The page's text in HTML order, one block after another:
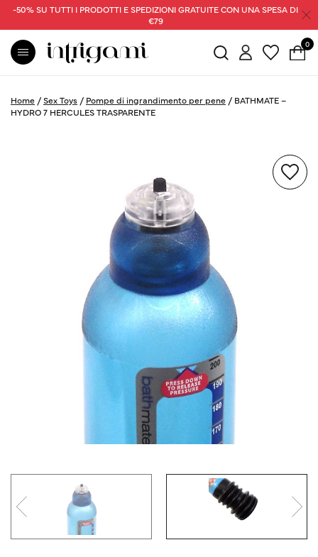
-50% SU TUTTI I PRODOTTI E SPEDIZIONI GRATUITE CON UNA SPESA DI
€79
0
Home /Sex Toys / Pompe di ingrandimento per pene / BATHMATE –
HYDRO 7 HERCULES TRASPARENTE